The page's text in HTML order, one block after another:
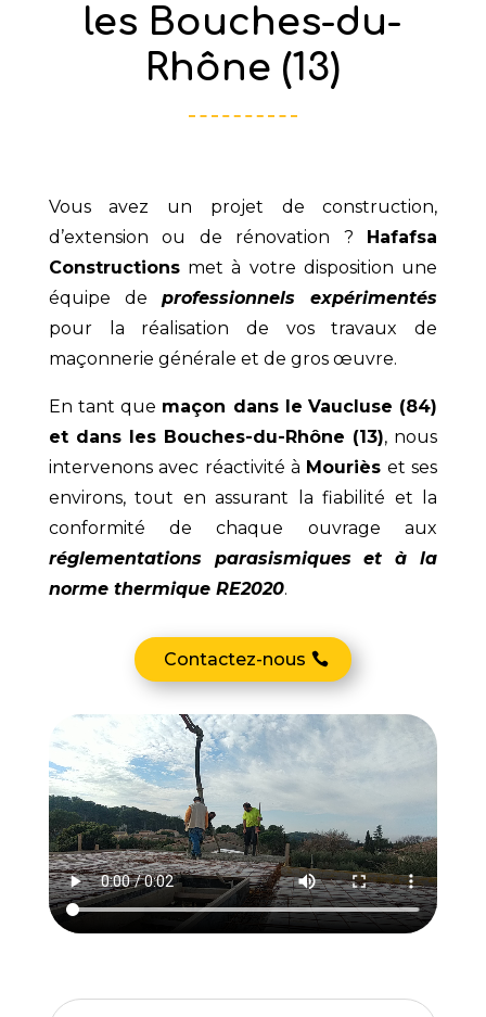
les Bouches-du-
Rhône (13)
Vous avez un projet de construction,
d’extension ou de rénovation ?
Hafafsa
Constructionsmet à votre disposition une
équipe deprofessionnels expérimentés
pour la réalisation de vos travaux de
maçonnerie générale et de gros œuvre.
En tant que maçon dans le Vaucluse (84)
et dans les Bouches-du-Rhône (13), nous
intervenons avec réactivité à Mouriès et ses
environs, tout en assurant la fiabilité et la
conformité de chaque ouvrage aux
réglementations parasismiques et à la
norme thermique RE2020.
Contactez-nous